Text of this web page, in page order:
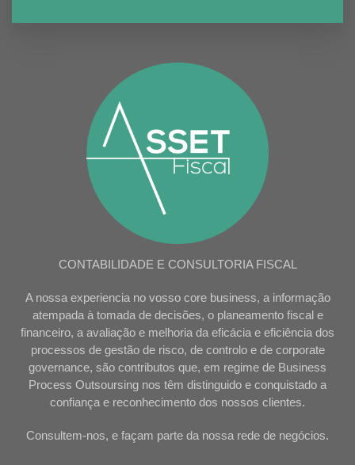
CONTABILIDADE E CONSULTORIA FISCAL
A nossa experiencia no vosso core business, a informação
atempada à tomada de decisões, o planeamento fiscal e
financeiro, a avaliação e melhoria da eficácia e eficiência dos
processos de gestão de risco, de controlo e de corporate
governance, são contributos que, em regime de Business
Process Outsoursing nos têm distinguido e conquistado a
confiança e reconhecimento dos nossos clientes.
Consultem-nos, e façam parte da nossa rede de negócios.